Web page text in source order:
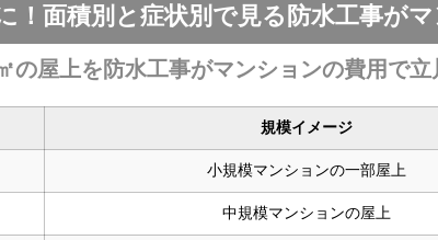
！面積別と症状別で見る防水工事が
の屋上を防水工事がマンションの費用で
規模イメージ
小規模マンションの一部屋上
中規模マンションの屋上